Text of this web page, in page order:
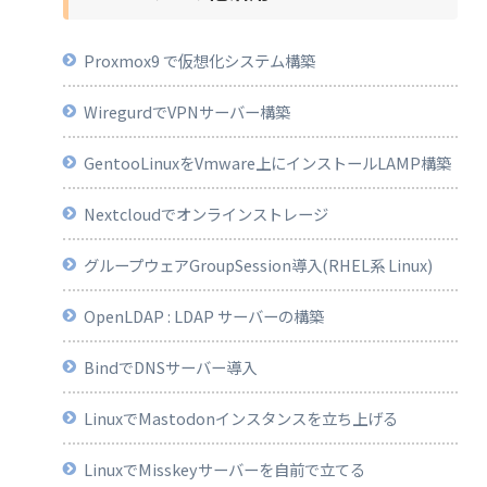
Proxmox9 で仮想化システム構築
WiregurdでVPNサーバー構築
GentooLinuxをVmware上にインストールLAMP構築
Nextcloudでオンラインストレージ
グループウェアGroupSession導入(RHEL系 Linux)
OpenLDAP : LDAP サーバーの構築
BindでDNSサーバー導入
LinuxでMastodonインスタンスを立ち上げる
LinuxでMisskeyサーバーを自前で立てる